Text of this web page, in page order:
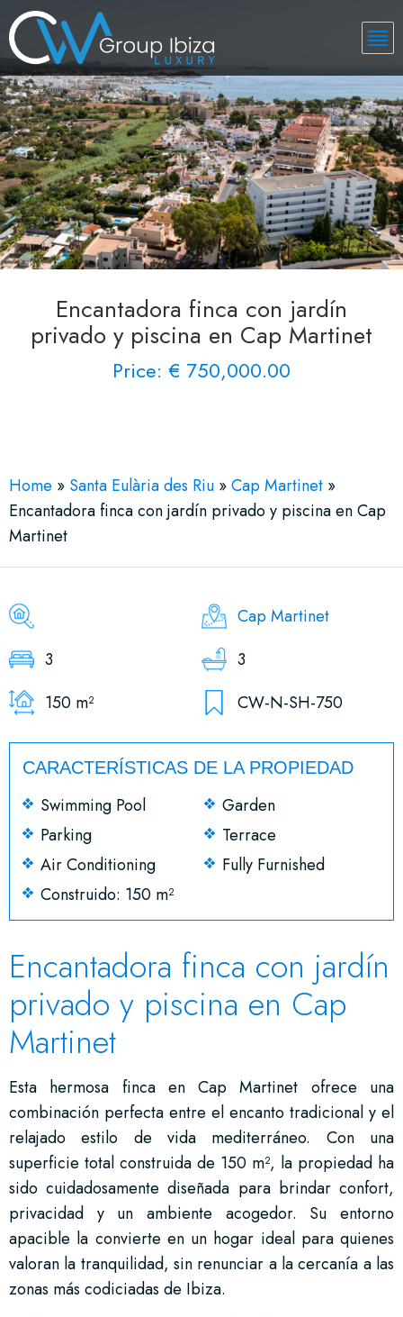
Encantadora finca con jardín
privado y piscina en Cap Martinet
Price: € 750,000.00
Home » Santa Eulària des Riu »Cap Martinet »
Encantadora finca con jardín privado y piscina en Cap
Martinet
Cap Martinet
3
3
150 m²
CW-N-SH-750
CARACTERÍSTICAS DE LA PROPIEDAD
Swimming Pool
Garden
Parking
Terrace
Air Conditioning
Fully Furnished
Construido: 150 m²
Encantadora finca con jardín
privado y piscina en Cap
Martinet
Esta hermosa finca en Cap Martinet ofrece una
combinación perfecta entre el encanto tradicional y el
relajado estilo de vida mediterráneo. Con una
superficie total construida de 150 m², la propiedad ha
sido cuidadosamente diseñada para brindar confort,
privacidad y un ambiente acogedor. Su entorno
apacible la convierte en un hogar ideal para quienes
valoran la tranquilidad, sin renunciar a la cercanía a las
zonas más codiciadas de Ibiza.